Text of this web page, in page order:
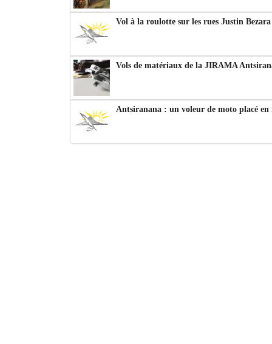
Vol à la roulotte sur les rues Justin
Vols de matériaux de la JIRAMA
Antsiranana : un voleur de moto placé en